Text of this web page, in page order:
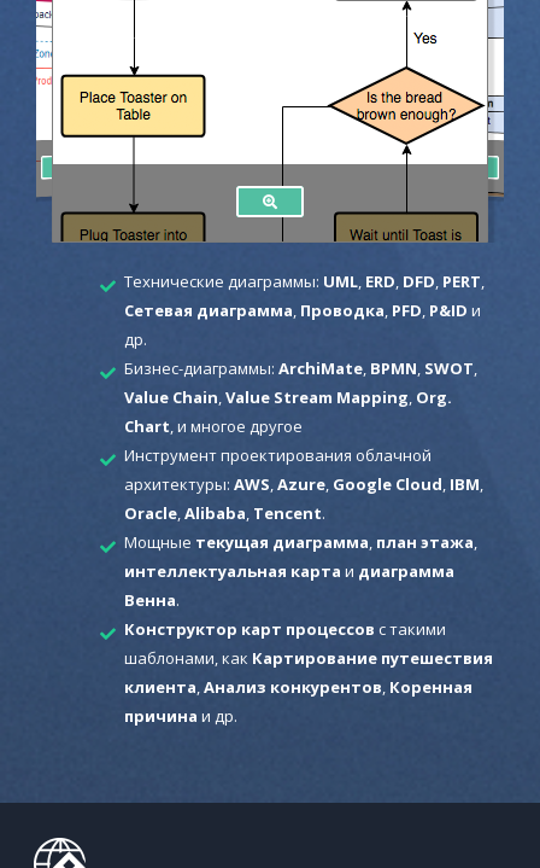
Технические диаграммы: UML, ERD DFD PERT
Сетевая диаграмма Проводка PFD P&ID и
др.
Бизнес-диаграммы: ArchiMate, BPMN SWOT
Value Chain Value Stream Mapping Org.
Chart , и многое другое
Инструмент проектирования облачной
архитектуры: AWS Azure, Google Cloud IBM
Oracle, Alibaba Tencent.
Мощные текущая диаграмма план этажа
интеллектуальная карта и диаграмма
Венна.
Конструктор карт процессов с такими
шаблонами, как Картирование путешествия
клиента Анализ конкурентов Коренная
причина и др.